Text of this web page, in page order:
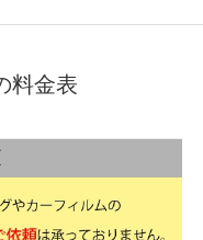
料金表